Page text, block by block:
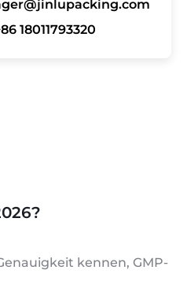
18011793320
kennen, GMP-